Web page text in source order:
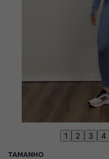
1 2 3 4
TAMANHO